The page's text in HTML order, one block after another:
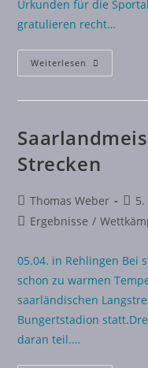
Urkunden für die
gratulieren recht…
Weiterlesen
Strecken
Thomas Weber
Ergebnisse /
05.04. in Rehlingen Bei
schon zu warmen
saarländischen
Bungertstadion
daran teil.…